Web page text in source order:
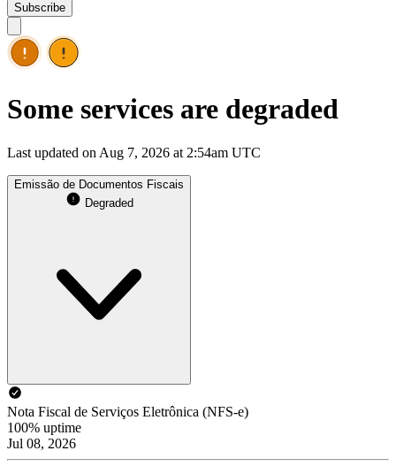
Subscribe
Some services are degraded
Last updated on Aug 7, 2026 at 2:54am UTC
Emissão de Documentos Fiscais
Degraded
Nota Fiscal de Serviços Eletrônica (NFS-e)
100% uptime
Jul 08, 2026